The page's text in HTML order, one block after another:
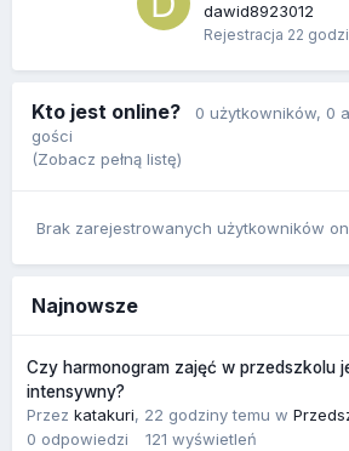
dawid8923012
Rejestracja 22
Kto jest online? 0 użytkowników, 0
gości
(Zobacz pełną listę)
Brak zarejestrowanych użytkowników
Najnowsze
Czy harmonogram zajęć w przedszkolu
intensywny?
Przez katakuri, 22 godziny temu w
0 odpowiedzi 121 wyświetleń